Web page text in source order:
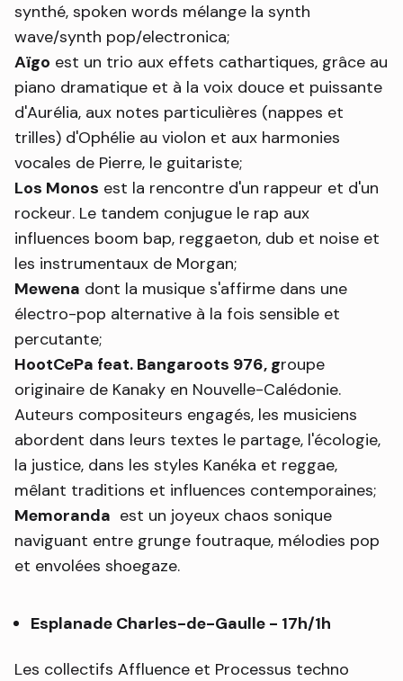
synthé, spoken words mélange la synth
wave/synth pop/electronica;
Aïgo est un trio aux effets cathartiques, grâce au
piano dramatique et à la voix douce et puissante
d'Aurélia, aux notes particulières (nappes et
trilles) d'Ophélie au violon et aux harmonies
vocales de Pierre, le guitariste;
Los Monos est la rencontre d'un rappeur et d'un
rockeur. Le tandem conjugue le rap aux
influences boom bap, reggaeton, dub et noise et
les instrumentaux de Morgan;
Mewena dont la musique s'affirme dans une
électro-pop alternative à la fois sensible et
percutante;
HootCePa feat. Bangaroots 976, groupe
originaire de Kanaky en Nouvelle-Calédonie.
Auteurs compositeurs engagés, les musiciens
abordent dans leurs textes le partage, l'écologie,
la justice, dans les styles Kanéka et reggae,
mêlant traditions et influences contemporaines;
Memoranda est un joyeux chaos sonique
naviguant entre grunge foutraque, mélodies pop
et envolées shoegaze.
Esplanade Charles-de-Gaulle - 17h/1h
Les collectifs Affluence et Processus techno